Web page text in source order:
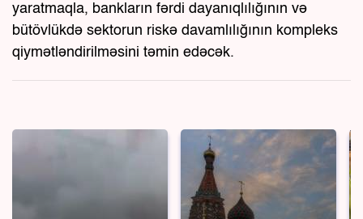
yaratmaqla, bankların fərdi dayanıqlılığının və
bütövlükdə sektorun riskə davamlılığının kompleks
qiymətləndirilməsini təmin edəcək.